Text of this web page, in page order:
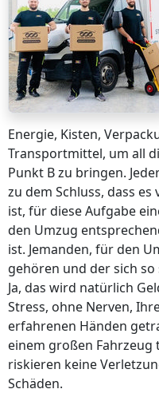
Energie, Kisten,
Transportmittel, um all
Punkt B zu bringen.
zu dem Schluss, dass
ist, für diese Aufgabe
den Umzug
ist. Jemanden, für den
gehören und der sich
Ja, das wird natürlich
Stress, ohne Nerven,
erfahrenen Händen
einem großen
riskieren keine
Schäden.